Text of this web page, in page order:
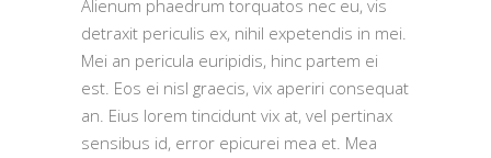
Alienum phaedrum torquatos nec eu, vis
detraxit periculis ex, nihil expetendis in mei.
Mei an pericula euripidis, hinc partem ei
est. Eos ei nisl graecis, vix aperiri consequat
an. Eius lorem tincidunt vix at, vel pertinax
sensibus id, error epicurei mea et. Mea